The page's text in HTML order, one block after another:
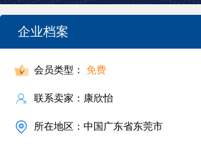
企业档案
会员类型： 免费
联系卖家：康欣怡
所在地区：中国广东省东莞市